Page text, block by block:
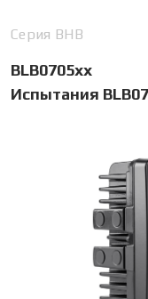
Серия BHB
BLB0705xx
Испытания